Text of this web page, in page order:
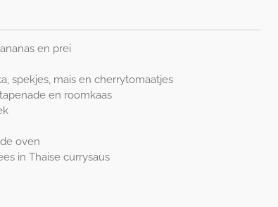
en prei
spekjes, mais en cherrytomaatjes
en roomkaas
oven
in Thaise currysaus